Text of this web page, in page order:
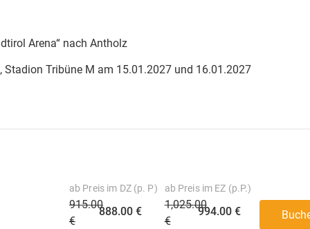
Arena“ nach Antholz
Tribüne M am 15.01.2027 und 16.01.2027
ab Preis im DZ (p. P)
915.00
€
888.00 €
ab Preis im EZ (p.P.)
1,025.00
€
994.00 €